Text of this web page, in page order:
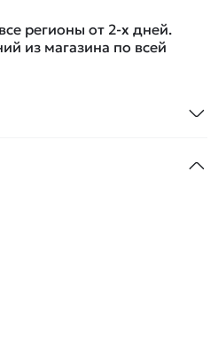
регионы от 2-х дней.
из магазина по всей